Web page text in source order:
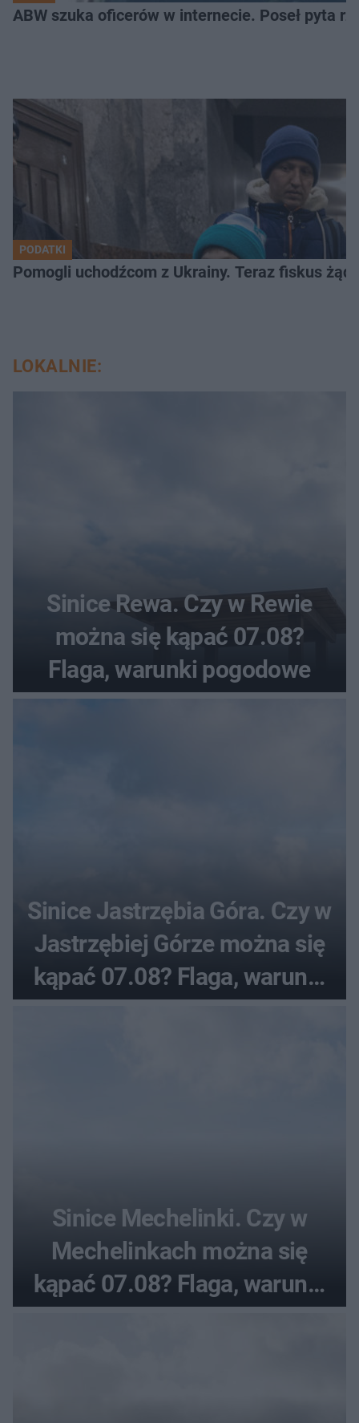
ABW szuka oficerów w internecie. Poseł pyta
PODATKI
Pomogli uchodźcom z Ukrainy. Teraz fiskus
LOKALNIE:
Sinice Rewa. Czy w Rewie
można się kąpać 07.08?
Flaga, warunki pogodowe
Sinice Jastrzębia Góra. Czy w
Jastrzębiej Górze można się
kąpać 07.08? Flaga, warunki
pogodowe
Sinice Mechelinki. Czy w
Mechelinkach można się
kąpać 07.08? Flaga, warunki
pogodowe